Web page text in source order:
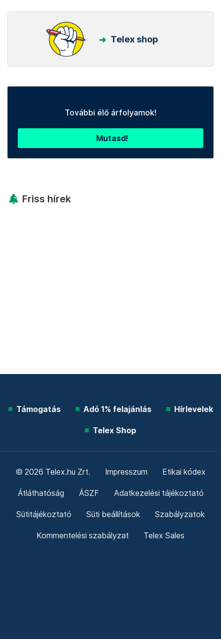
Telex shop
További élő árfolyamok!
Mutasd!
Friss hírek
Támogatás Adó 1% felajánlás Hírlevelek
Telex Shop
© 2026 Telex.hu Zrt. Impresszum Etikai kódex
Átláthatóság ÁSZF Adatkezelési tájékoztató
Sütitájékoztató Süti beállítások Szabályzatok
Kommentelési szabályzat Telex Sales